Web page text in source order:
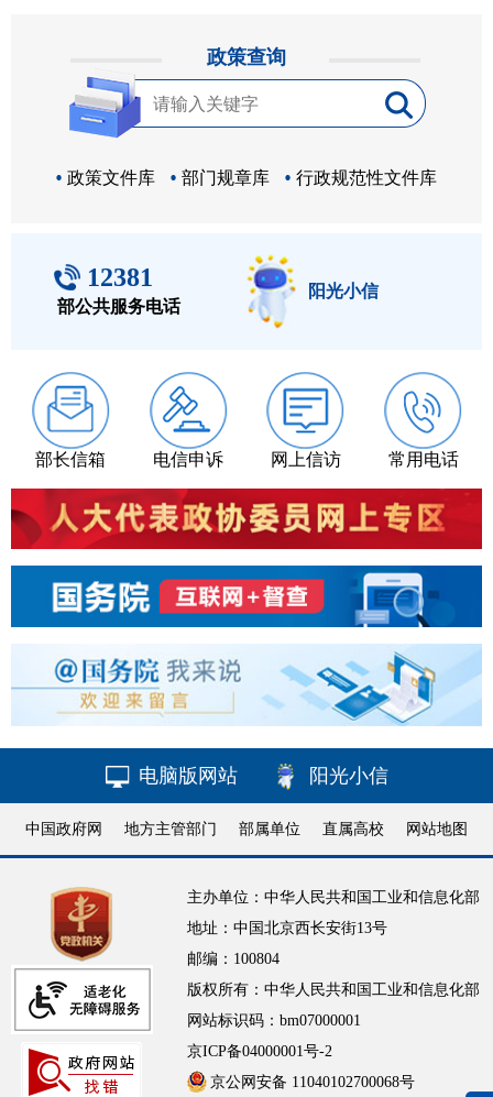
政策查询
政策文件库 部门规章库 行政规范性文件库
12381
部公共服务电话
阳光小信
部长信箱 电信申诉 网上信访 常用电话
电脑版网站 阳光小信
中国政府网 地方主管部门 部属单位 直属高校 网站地图
主办单位：中华人民共和国工业和信息化部
地址：中国北京西长安街13号
邮编：100804
版权所有：中华人民共和国工业和信息化部
网站标识码：bm07000001
京ICP备04000001号-2
京公网安备 11040102700068号